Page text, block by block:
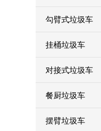
勾臂式垃圾车
挂桶垃圾车
对接式垃圾车
餐厨垃圾车
摆臂垃圾车